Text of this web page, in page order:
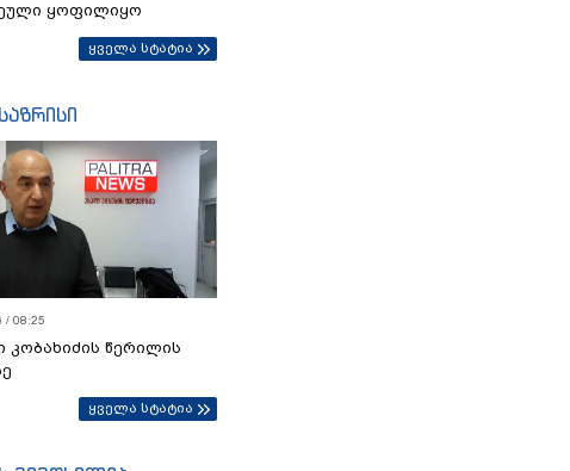
ყოფილიყო
ყველა სტატია
/ 08:25
კობახიძის წერილის
ყველა სტატია